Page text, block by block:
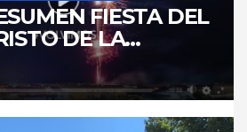
FIESTA DEL
DE LA